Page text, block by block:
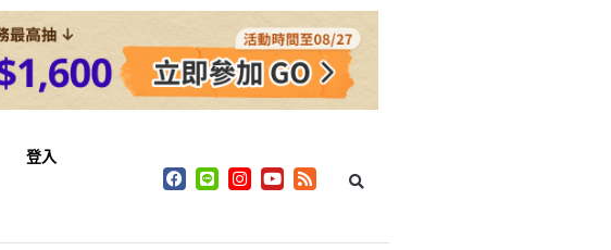
登入